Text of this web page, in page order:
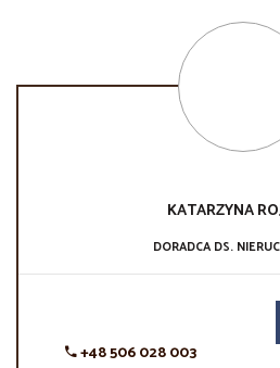
KATARZYNA
DORADCA DS.
+48 506 028 003